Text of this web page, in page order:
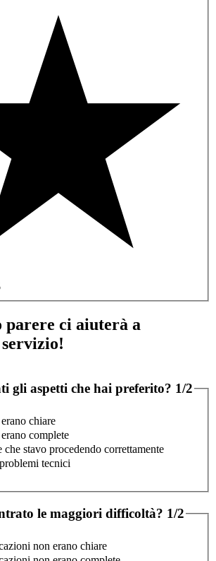
parere ci aiuterà a
gli aspetti che hai preferito? 1/2
chiare
complete
che stavo procedendo correttamente
tecnici
le maggiori difficoltà? 1/2
non erano chiare